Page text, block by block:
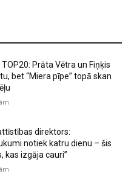
TOP20: Prāta Vētra un Fiņķis
bet “Miera pīpe” topā skan
direktors:
notiek katru dienu – šis
kas izgāja cauri”